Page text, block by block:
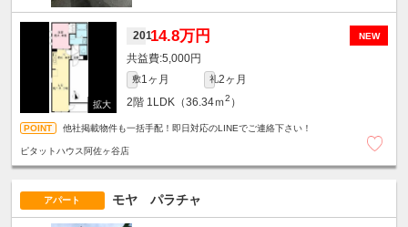
NEW
20114.8万円
5,000円
敷1ヶ月 礼2ヶ月
2階 1LDK（36.34ｍ2 ）
他社掲載物件も一括手配！即日対応のLINEでご連絡下さい！
ピタットハウス阿佐ヶ谷店
アパート モヤ パラチャ